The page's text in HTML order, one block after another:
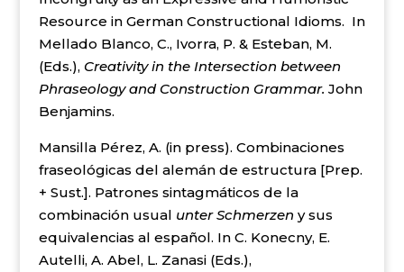
Resource in German Constructional Idioms. In
Mellado Blanco, C., Ivorra, P. & Esteban, M.
(Eds.), Creativity in the Intersection between
Phraseology and Construction Grammar. John
Benjamins.
Mansilla Pérez, A. (in press). Combinaciones
fraseológicas del alemán de estructura [Prep.
+ Sust.]. Patrones sintagmáticos de la
combinación usual unter Schmerzen y sus
equivalencias al español. In C. Konecny, E.
Autelli, A. Abel, L. Zanasi (Eds.),